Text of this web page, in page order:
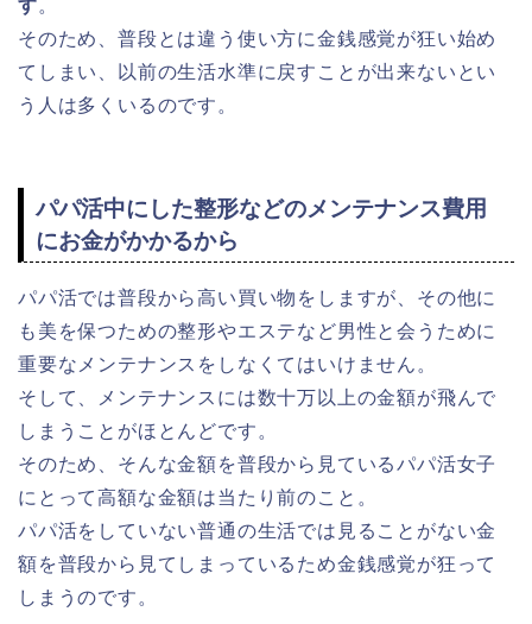
す。
そのため、普段とは違う使い方に金銭感覚が狂い始め
てしまい、以前の生活水準に戻すことが出来ないとい
う人は多くいるのです。
パパ活中にした整形などのメンテナンス費用
にお金がかかるから
パパ活では普段から高い買い物をしますが、その他に
も美を保つための整形やエステなど男性と会うために
重要なメンテナンスをしなくてはいけません。
そして、メンテナンスには数十万以上の金額が飛んで
しまうことがほとんどです。
そのため、そんな金額を普段から見ているパパ活女子
にとって高額な金額は当たり前のこと。
パパ活をしていない普通の生活では見ることがない金
額を普段から見てしまっているため金銭感覚が狂って
しまうのです。